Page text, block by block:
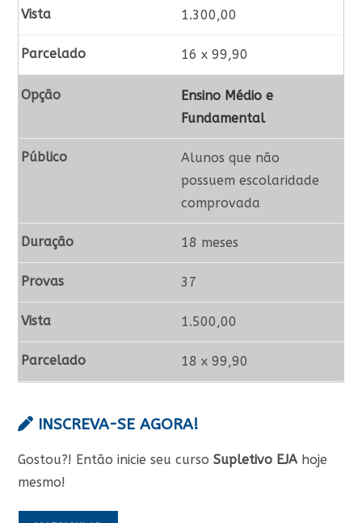
1.300,00
16 x 99,90
Ensino Médio e
Fundamental
Alunos que não
possuem escolaridade
comprovada
18 meses
37
1.500,00
18 x 99,90
INSCREVA-SE AGORA!
Gostou?! Então inicie seu cursoSupletivo EJA hoje
mesmo!